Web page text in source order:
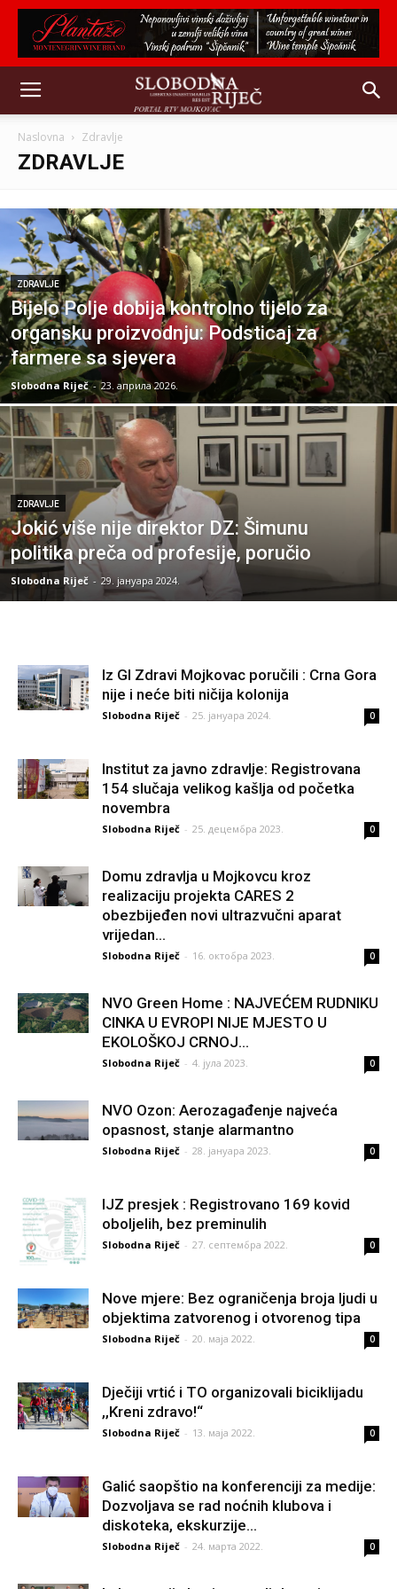
Naslovna Zdravlje
ZDRAVLJE
ZDRAVLJE
Bijelo Polje dobija kontrolno tijelo za
organsku proizvodnju: Podsticaj za
farmere sa sjevera
Slobodna Riječ - 23. априла 2026.
ZDRAVLJE
Jokić više nije direktor DZ: Šimunu
politika preča od profesije, poručio
Slobodna Riječ - 29. јануара 2024.
Iz GI Zdravi Mojkovac poručili : Crna Gora
nije i neće biti ničija kolonija
Slobodna Riječ - 25. јануара 2024. 0
Institut za javno zdravlje: Registrovana
154 slučaja velikog kašlja od početka
novembra
Slobodna Riječ - 25. децембра 2023. 0
Domu zdravlja u Mojkovcu kroz
realizaciju projekta CARES 2
obezbijeđen novi ultrazvučni aparat
vrijedan...
Slobodna Riječ - 16. октобра 2023. 0
NVO Green Home : NAJVEĆEM RUDNIKU
CINKA U EVROPI NIJE MJESTO U
EKOLOŠKOJ CRNOJ...
Slobodna Riječ - 4. јула 2023. 0
NVO Ozon: Aerozagađenje najveća
opasnost, stanje alarmantno
Slobodna Riječ - 28. јануара 2023. 0
IJZ presjek : Registrovano 169 kovid
oboljelih, bez preminulih
Slobodna Riječ - 27. септембра 2022. 0
Nove mjere: Bez ograničenja broja ljudi u
objektima zatvorenog i otvorenog tipa
Slobodna Riječ - 20. маја 2022. 0
Dječiji vrtić i TO organizovali biciklijadu
,,Kreni zdravo!“
Slobodna Riječ - 13. маја 2022. 0
Galić saopštio na konferenciji za medije:
Dozvoljava se rad noćnih klubova i
diskoteka, ekskurzije...
Slobodna Riječ - 24. марта 2022. 0